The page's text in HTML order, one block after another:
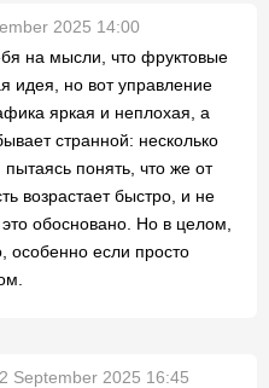
2025 14:00
на мысли, что фруктовые
идея, но вот управление
яркая и неплохая, а
странной: несколько
пытаясь понять, что же от
возрастает быстро, и не
обосновано. Но в целом,
особенно если просто
September 2025 16:45